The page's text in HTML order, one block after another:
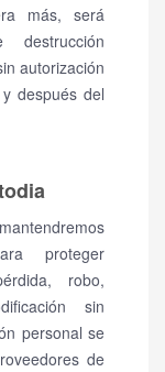
más, será
autorización
después del
proteger
robo,
sin
personal se
de